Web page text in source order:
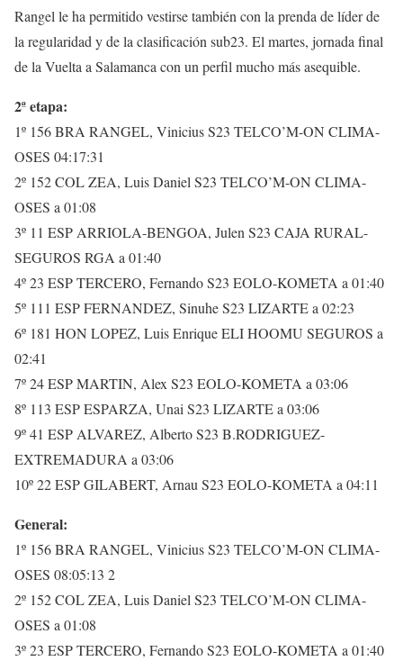
Rangel le ha permitido vestirse también con la prenda de líder de
la regularidad y de la clasificación sub23. El martes, jornada final
de la Vuelta a Salamanca con un perfil mucho más asequible.
2ª etapa:
1º 156 BRA RANGEL, Vinicius S23 TELCO’M-ON CLIMA-
OSES 04:17:31
2º 152 COL ZEA, Luis Daniel S23 TELCO’M-ON CLIMA-
OSES a 01:08
3º 11 ESP ARRIOLA-BENGOA, Julen S23 CAJA RURAL-
SEGUROS RGA a 01:40
4º 23 ESP TERCERO, Fernando S23 EOLO-KOMETA a 01:40
5º 111 ESP FERNANDEZ, Sinuhe S23 LIZARTE a 02:23
6º 181 HON LOPEZ, Luis Enrique ELI HOOMU SEGUROS a
02:41
7º 24 ESP MARTIN, Alex S23 EOLO-KOMETA a 03:06
8º 113 ESP ESPARZA, Unai S23 LIZARTE a 03:06
9º 41 ESP ALVAREZ, Alberto S23 B.RODRIGUEZ-
EXTREMADURA a 03:06
10º 22 ESP GILABERT, Arnau S23 EOLO-KOMETA a 04:11
General:
1º 156 BRA RANGEL, Vinicius S23 TELCO’M-ON CLIMA-
OSES 08:05:13 2
2º 152 COL ZEA, Luis Daniel S23 TELCO’M-ON CLIMA-
OSES a 01:08
3º 23 ESP TERCERO, Fernando S23 EOLO-KOMETA a 01:40